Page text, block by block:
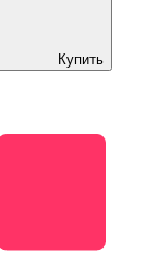
Купить